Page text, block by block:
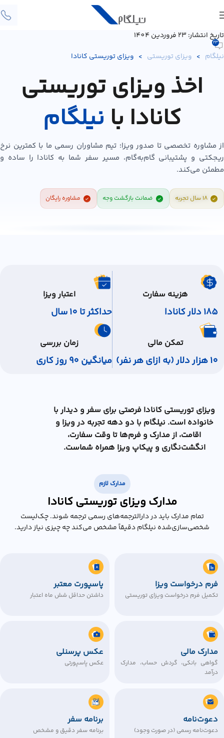
تاریخ انتشار: 23 فروردین 1404
23
نیلگام > ویزای توریستی > ویزای توریستی کانادا
۱۸ سال تجربه ضمانت بازگشت وجه مشاوره رایگان
اخذ ویزای توریستی
کانادا با نیلگام
از مشاوره تخصصی تا صدور ویزا؛ تیم مشاوران رسمی ما با کمترین نرخ
ریجکتی و پشتیبانی گام‌به‌گام، مسیر سفر شما به کانادا را ساده و
مطمئن می‌کند.
هزینه سفارت
185 دلار کانادا
اعتبار ویزا
حداکثر تا 10 سال
تمکن مالی
10 هزار دلار (به ازای هر نفر)
زمان بررسی
میانگین 90 روز کاری
ویزای توریستی کانادا فرصتی برای سفر و دیدار با
خانواده است. نیلگام با دو دهه تجربه در ویزا و
اقامت، از مدارک و فرم‌ها تا وقت سفارت،
انگشت‌نگاری و پیکاپ ویزا همراه شماست.
مدارک لازم
مدارک ویزای توریستی کانادا
تمام مدارک باید در دارالترجمه‌های رسمی ترجمه شوند. چک‌لیست
شخصی‌سازی‌شده نیلگام دقیقاً مشخص می‌کند چه چیزی نیاز دارید.
فرم درخواست ویزا
تکمیل فرم درخواست ویزای توریستی
پاسپورت معتبر
داشتن حداقل شش ماه اعتبار
مدارک مالی
گواهی بانکی، گردش حساب، مدارک
درآمد
عکس پرسنلی
عکس پاسپورتی
دعوت‌نامه
دعوت‌نامه رسمی (در صورت وجود)
برنامه سفر
برنامه سفر دقیق و مشخص